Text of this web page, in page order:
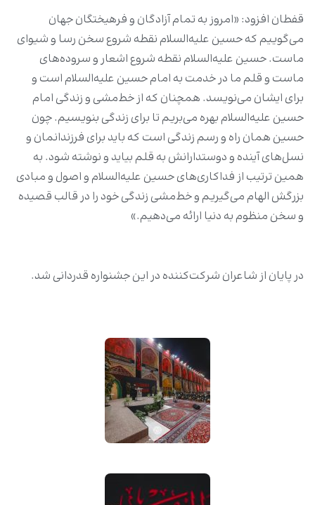
قفطان افزود: «امروز به تمام آزادگان و فرهیختگان جهان
می‌گوییم که حسین علیه‌السلام نقطه شروع سخن رسا و شیوای
ماست. حسین علیه‌السلام نقطه شروع اشعار و سروده‌های
ماست و قلم ما در خدمت به امام حسین علیه‌السلام است و
برای ایشان می‌نویسد. همچنان که از خط‌مشی و زندگی امام
حسین علیه‌السلام بهره‌ می‌بریم تا برای زندگی بنویسیم. چون
حسین همان راه و رسم زندگی‌ است که باید برای فرزندانمان و
نسل‌های آینده و دوستدارانش به قلم بیاید و نوشته شود. به
همین‌ ترتیب از فداکاری‌های حسین علیه‌السلام و اصول و مبادی
بزرگش الهام می‌گیریم و خط‌مشی زندگی خود را در قالب قصیده
و سخن منظوم به دنیا ارائه می‌دهیم.»
در پایان از شاعران شرکت‌کننده در این جشنواره قدردانی شد.